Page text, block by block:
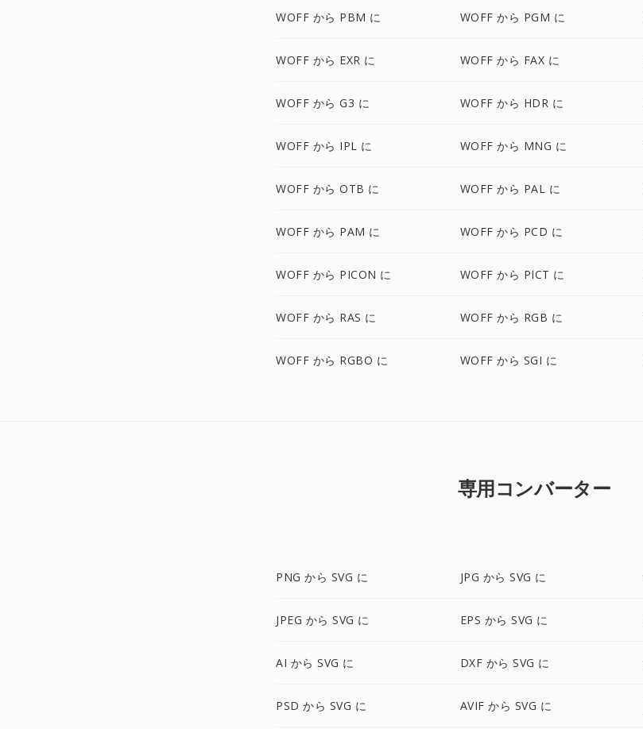
WOFF から PBM に WOFF から PGM に
WOFF から EXR に WOFF から FAX に
WOFF から G3 に WOFF から HDR に
WOFF から IPL に WOFF から MNG に
WOFF から OTB に WOFF から PAL に
WOFF から PAM に WOFF から PCD に
WOFF から PICON に WOFF から PICT に
WOFF から RAS に WOFF から RGB に
WOFF から RGBO に WOFF から SGI に
専用コンバーター
PNG から SVG に JPG から SVG に
JPEG から SVG に EPS から SVG に
AI から SVG に DXF から SVG に
PSD から SVG に AVIF から SVG に